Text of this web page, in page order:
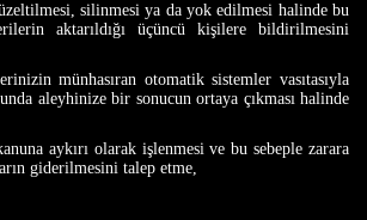
silinmesi ya da yok edilmesi halinde bu
aktarıldığı üçüncü kişilere bildirilmesini
münhasıran otomatik sistemler vasıtasıyla
aleyhinize bir sonucun ortaya çıkması halinde
aykırı olarak işlenmesi ve bu sebeple zarara
giderilmesini talep etme,